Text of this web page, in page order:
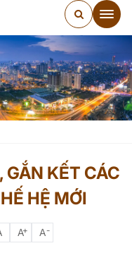
KẾT CÁC
HỆ MỚI
A+ A-